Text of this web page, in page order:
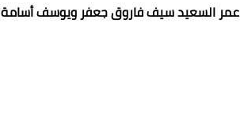
عمر السعيد سيف فاروق جعفر ويوسف أسامة